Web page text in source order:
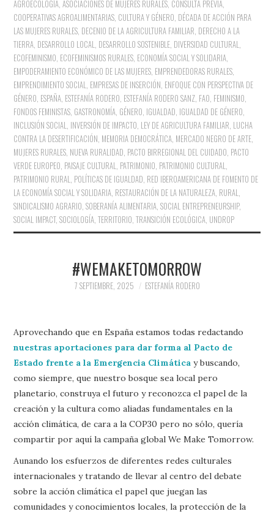
AGROECOLOGÍA ,ASOCIACIONES DE MUJERES RURALES CONSULTA PREVIA
COOPERATIVAS AGROALIMENTARIAS CULTURA Y GÉNERO DÉCADA DE ACCIÓN PARA
LAS MUJERES RURALES DECENIO DE LA AGRICULTURA FAMILIAR DERECHO A LA
TIERRA DESARROLLO LOCAL DESARROLLO SOSTENIBLE DIVERSIDAD CULTURAL
ECOFEMINISMO ECOFEMINISMOS RURALES ECONOMÍA SOCIAL Y SOLIDARIA
EMPODERAMIENTO ECONÓMICO DE LAS MUJERES EMPRENDEDORAS RURALES
EMPRENDIMIENTO SOCIAL EMPRESAS DE INSERCIÓN ENFOQUE CON PERSPECTIVA DE
GÉNERO ESPAÑA ESTEFANÍA RODERO ESTEFANÍA RODERO SANZ FAO FEMINISMO
FONDOS FEMINISTAS GASTRONOMÍA GÉNERO IGUALDAD IGUALDAD DE GÉNERO
INCLUSIÓN SOCIAL INVERSIÓN DE IMPACTO LEY DE AGRICULTURA FAMILIAR LUCHA
CONTRA LA DESERTIFICACIÓN MEMORIA DEMOCRÁTICA MERCADO NEGRO DE ARTE
MUJERES RURALES NUEVA RURALIDAD PACTO BIRREGIONAL DEL CUIDADO PACTO
VERDE EUROPEO PAISAJE CULTURAL PATRIMONIO PATRIMONIO CULTURAL
PATRIMONIO RURAL POLÍTICAS DE IGUALDAD RED IBEROAMERICANA DE FOMENTO DE
LA ECONOMÍA SOCIAL Y SOLIDARIA RESTAURACIÓN DE LA NATURALEZA RURAL
SINDICALISMO AGRARIO ,SOBERANÍA ALIMENTARIA ,SOCIAL ENTREPRENEURSHIP,
SOCIAL IMPACT,SOCIOLOGÍA ,TERRITORIO ,TRANSICIÓN ECOLÓGICA UNDROP
#WEMAKETOMORROW
7 SEPTIEMBRE, 2025 ESTEFANÍA RODERO
Aprovechando que en España estamos todas redactando
nuestras aportaciones para dar forma al Pacto de
Estado frente a la Emergencia Climática y buscando,
como siempre, que nuestro bosque sea local pero
planetario, construya el futuro y reconozca el papel de la
creación y la cultura como aliadas fundamentales en la
acción climática, de cara a la COP30 pero no sólo, quería
compartir por aquí la campaña global We Make Tomorrow.
Aunando los esfuerzos de diferentes redes culturales
internacionales y tratando de llevar al centro del debate
sobre la acción climática el papel que juegan las
comunidades y conocimientos locales, la protección de la